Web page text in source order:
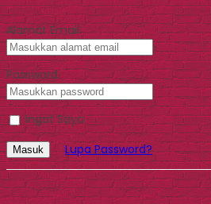
Alamat Email
Password
Ingat Saya
Masuk Lupa Password?